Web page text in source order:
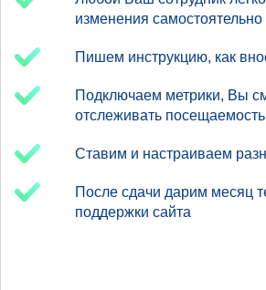
изменения самостоятельно
Пишем инструкцию, как
Подключаем метрики, Вы
отслеживать посещаемость
Ставим и настраиваем
После сдачи дарим месяц
поддержки сайта